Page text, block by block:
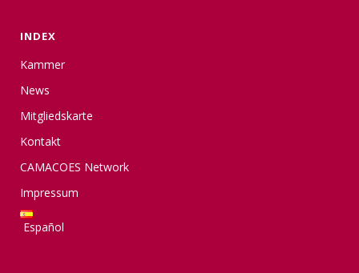
INDEX
Kammer
News
Mitgliedskarte
Kontakt
CAMACOES Network
Impressum
Español